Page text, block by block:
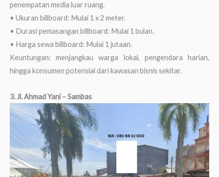
penempatan media luar ruang.
• Ukuran billboard: Mulai 1 x 2 meter.
• Durasi pemasangan billboard: Mulai 1 bulan.
• Harga sewa billboard: Mulai 1 jutaan.
Keuntungan: menjangkau warga lokal, pengendara harian,
hingga konsumen potensial dari kawasan bisnis sekitar.
3. Jl. Ahmad Yani – Sambas